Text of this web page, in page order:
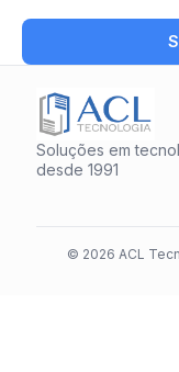
Soluções em
desde 1991
© 2026 ACL